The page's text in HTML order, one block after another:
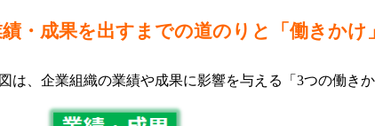
・成果を出すまでの道のりと「働きかけ」
は、企業組織の業績や成果に影響を与える「3つの働き